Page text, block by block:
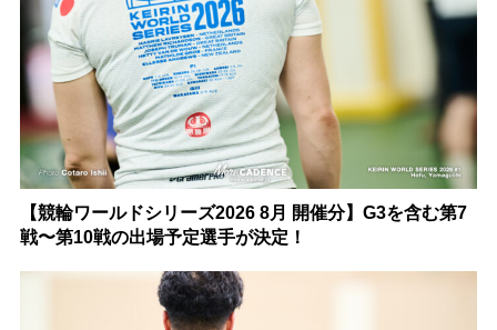
【競輪ワールドシリーズ2026 8月 開催分】G3を含む第7
戦〜第10戦の出場予定選手が決定！